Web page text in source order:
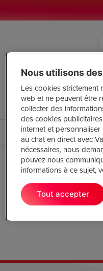
Aucun résultat
La page demandée est
de navigation ci-dessus
Nous utilisons
Les cookies strictement
web et ne peuvent être
collecter des
des cookies
internet et
au chat en direct avec
nécessaires, nous
pouvez nous
informations à ce sujet,
Tout accepter